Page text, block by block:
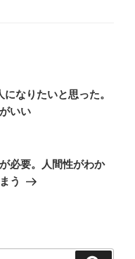
なりたいと思った。
いい
必要。人間性がわか
う